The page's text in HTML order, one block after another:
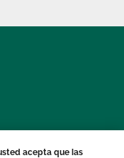
acepta que las